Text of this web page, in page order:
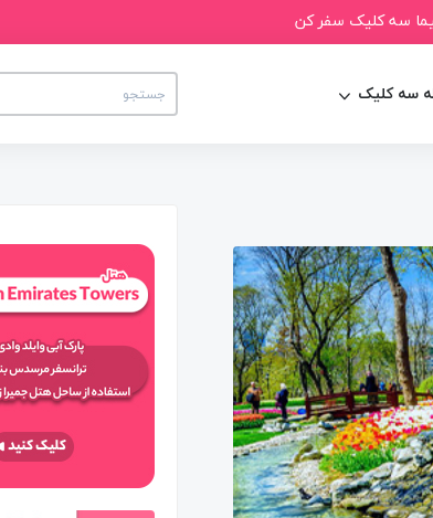
سه کلیک سفر کن
سه کلیک